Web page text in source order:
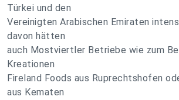
Türkei und den
Vereinigten Arabischen Emiraten
davon hätten
auch Mostviertler Betriebe wie zum
Kreationen
Fireland Foods aus Ruprechtshofen
aus Kematen